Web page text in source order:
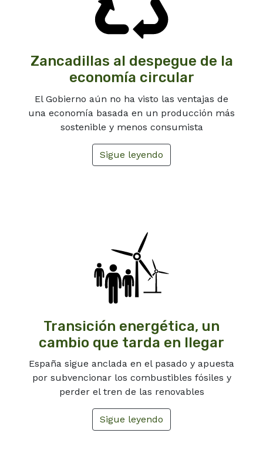
Zancadillas al despegue de la
economía circular
El Gobierno aún no ha visto las ventajas de
una economía basada en un producción más
sostenible y menos consumista
Sigue leyendo
Transición energética, un
cambio que tarda en llegar
España sigue anclada en el pasado y apuesta
por subvencionar los combustibles fósiles y
perder el tren de las renovables
Sigue leyendo